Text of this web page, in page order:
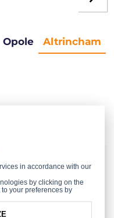
Opole Altrincham
in accordance with our
by clicking on the
your preferences by